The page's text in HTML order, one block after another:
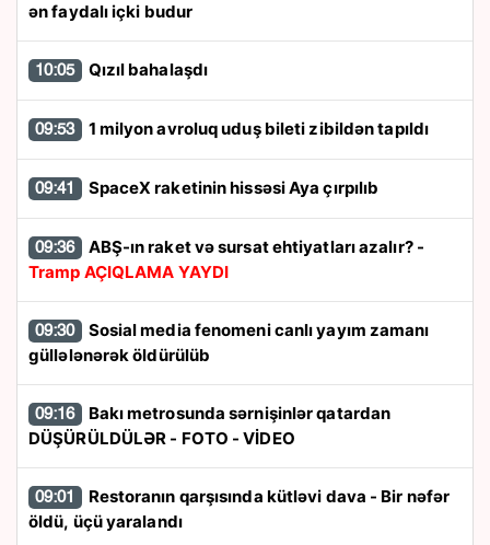
ən faydalı içki budur
10:05 Qızıl bahalaşdı
09:53 1 milyon avroluq uduş bileti zibildən tapıldı
09:41 SpaceX raketinin hissəsi Aya çırpılıb
09:36
ABŞ-ın raket və sursat ehtiyatları azalır? -
Tramp AÇIQLAMA YAYDI
09:30
güllələnərək öldürülüb
09:16
DÜŞÜRÜLDÜLƏR - FOTO - VİDEO
09:01
öldü, üçü yaralandı